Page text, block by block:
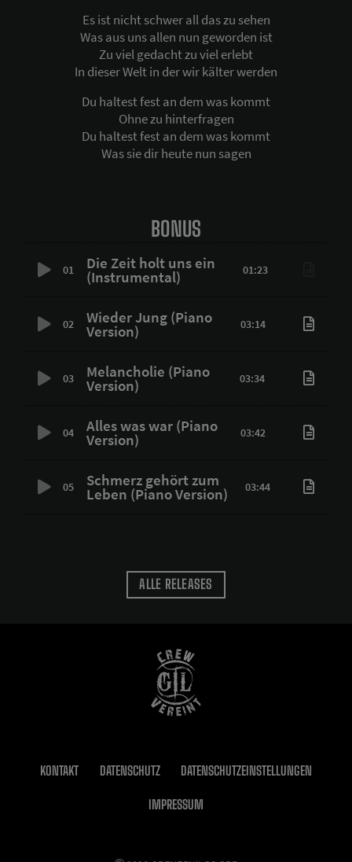
Es ist nicht schwer all das zu sehen
Was aus uns allen nun geworden ist
Zu viel gedacht zu viel erlebt
In dieser Welt in der wir kälter werden
Du haltest fest an dem was kommt
Ohne zu hinterfragen
Du haltest fest an dem was kommt
Was sie dir heute nun sagen
BONUS
01 Die Zeit holt uns ein
(Instrumental) 01:23
02 Wieder Jung (Piano
Version) 03:14
03 Melancholie (Piano
Version) 03:34
04 Alles was war (Piano
Version) 03:42
05 Schmerz gehört zum
Leben (Piano Version) 03:44
ALLE RELEASES
KONTAKT DATENSCHUTZ DATENSCHUTZEINSTELLUNGEN
IMPRESSUM